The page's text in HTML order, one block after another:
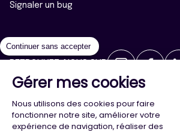
Signaler un bug
2026 ©Majeur·e·s - Tous droits
Politique de
Cookies
Continuer sans accepter
Gérer mes cookies
Nous utilisons des cookies pour faire
fonctionner notre site, améliorer votre
expérience de navigation, réaliser des